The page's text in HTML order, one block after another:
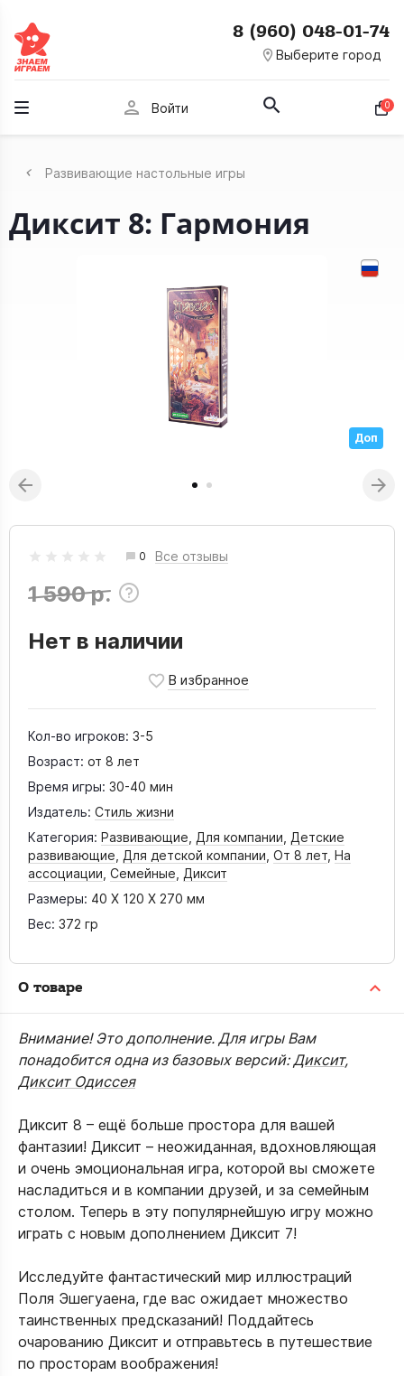
room Выберите город
8 (960) 048-01-74
person Войти 0
Развивающие настольные игры
Диксит 8: Гармония
Доп
0 Все отзывы
1 590 р.
Нет в наличии
Кол-во игроков: 3-5
Возраст: от 8 лет
Время игры: 30-40 мин
Издатель: Стиль жизни
Категория: Развивающие Для компании Детские
развивающие Для детской компании От 8 лет На
ассоциации Семейные Диксит
Размеры: 40 X 120 X 270 мм
Вес: 372 гр
О товаре
Внимание! Это дополнение. Для игры Вам
понадобится одна из базовых версий:Диксит,
Диксит Одиссея
Диксит 8 – ещё больше простора для вашей
фантазии! Диксит – неожиданная, вдохновляющая
и очень эмоциональная игра, которой вы сможете
насладиться и в компании друзей, и за семейным
столом. Теперь в эту популярнейшую игру можно
играть с новым дополнением Диксит 7!
Исследуйте фантастический мир иллюстраций
Поля Эшегуаена, где вас ожидает множество
таинственных предсказаний! Поддайтесь
очарованию Диксит и отправьтесь в путешествие
по просторам воображения!